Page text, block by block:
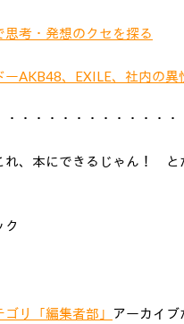
考・発想のクセを探る
AKB48、EXILE、社内の異
・・・・・・・・・・・・・
、本にできるじゃん！ と
ゴリ「編集者部」 アーカイブ